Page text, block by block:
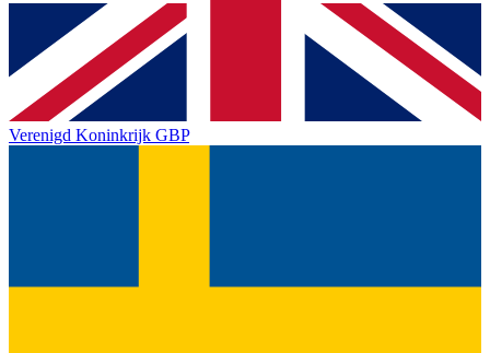
Verenigd Koninkrijk GBP